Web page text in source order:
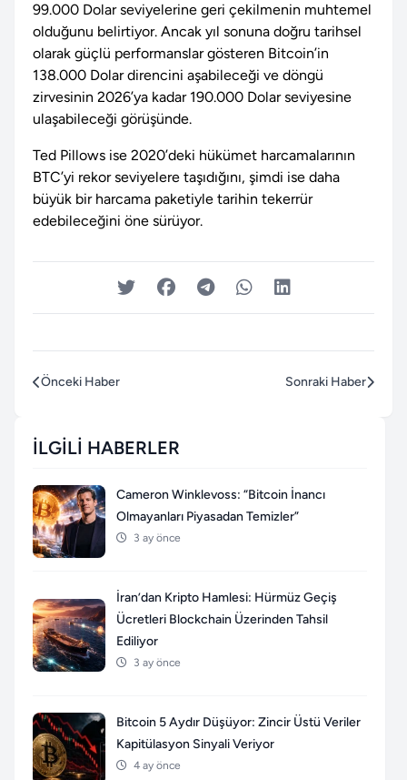
99.000 Dolar seviyelerine geri çekilmenin muhtemel
olduğunu belirtiyor. Ancak yıl sonuna doğru tarihsel
olarak güçlü performanslar gösteren Bitcoin’in
138.000 Dolar direncini aşabileceği ve döngü
zirvesinin 2026’ya kadar 190.000 Dolar seviyesine
ulaşabileceği görüşünde.
Ted Pillows ise 2020’deki hükümet harcamalarının
BTC’yi rekor seviyelere taşıdığını, şimdi ise daha
büyük bir harcama paketiyle tarihin tekerrür
edebileceğini öne sürüyor.
Önceki Haber Sonraki Haber
İLGILI HABERLER
Cameron Winklevoss: “Bitcoin İnancı
Olmayanları Piyasadan Temizler”
3 ay önce
İran’dan Kripto Hamlesi: Hürmüz Geçiş
Ücretleri Blockchain Üzerinden Tahsil
Ediliyor
3 ay önce
Bitcoin 5 Aydır Düşüyor: Zincir Üstü Veriler
Kapitülasyon Sinyali Veriyor
4 ay önce